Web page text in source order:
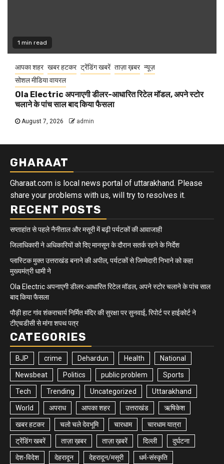
1 min read
आपका शहर खबर हटकर ट्रेंडिंग खबरें ताज़ा ख़बर न्यूज़
सोशल मीडिया वायरल
Ola Electric अपनाएगी डीलर-आधारित रिटेल मॉडल, अपने स्टोर
चलाने के पांच साल बाद किया फैसला
August 7, 2026 admin
GHARAAT
Gharaat.com is local news portal of uttarakhand. Please
share your problems with us, will try to resolves it.
RECENT POSTS
सप्ताहांत से पहले नैनीताल और मसूरी में बढ़ी पर्यटकों की आवाजाही
जिलाधिकारी ने अधिकारियों को दिए मानसून के दौरान सतर्क रहने के निर्देश
प्लास्टिक मुक्त उत्तराखंड बनाने की अपील, पर्यटकों से जिम्मेदारी निभाने को कहा
मुख्यमंत्री धामी ने
Ola Electric अपनाएगी डीलर-आधारित रिटेल मॉडल, अपने स्टोर चलाने के पांच साल
बाद किया फैसला
पौड़ी हाट गांव शंकराचार्य निर्मित मंदिर की सुरक्षा पर सुनवाई, रिपोर्ट पर हाईकोर्ट ने
टीएचडीसी से मांगा शपथ पत्र
CATEGORIES
BJP crime Dehardun Health National
Newsbeat Politics public problem Sports
Tech Trending Uncategorized Uttarakhand
World अपराध आपका शहर उत्तराखंड ऋषिकेश
खबर हटकर चलो चले देवभूमि चारधाम चारधाम यात्रा
ट्रेंडिंग खबरें ताज़ा ख़बर ताज़ा ख़बरें दिल्ली दुर्घटना
देश-विदेश देहरादून देहरादून/मसूरी धर्म-संस्कृति